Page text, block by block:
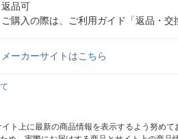
返品可
ご購入の際は、ご利用ガイド「返品・交
メーカーサイトはこちら
ト上に最新の商品情報を表示するよう努め